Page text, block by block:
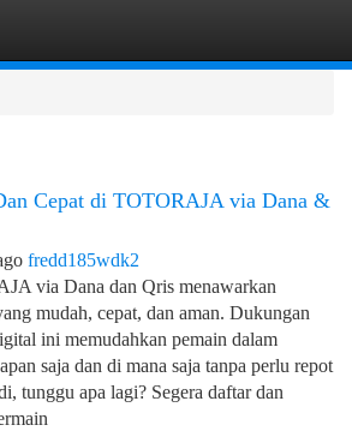
Cepat di TOTORAJA via Dana &
fredd185wdk2
via Dana dan Qris menawarkan
mudah, cepat, dan aman. Dukungan
ini memudahkan pemain dalam
saja dan di mana saja tanpa perlu repot
tunggu apa lagi? Segera daftar dan